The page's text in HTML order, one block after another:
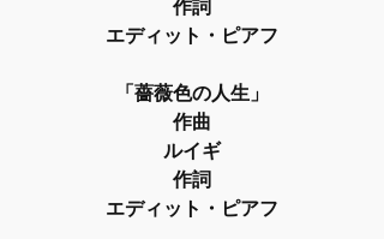
作詞
エディット・ピアフ
「薔薇色の人生」
作曲
ルイギ
作詞
エディット・ピアフ